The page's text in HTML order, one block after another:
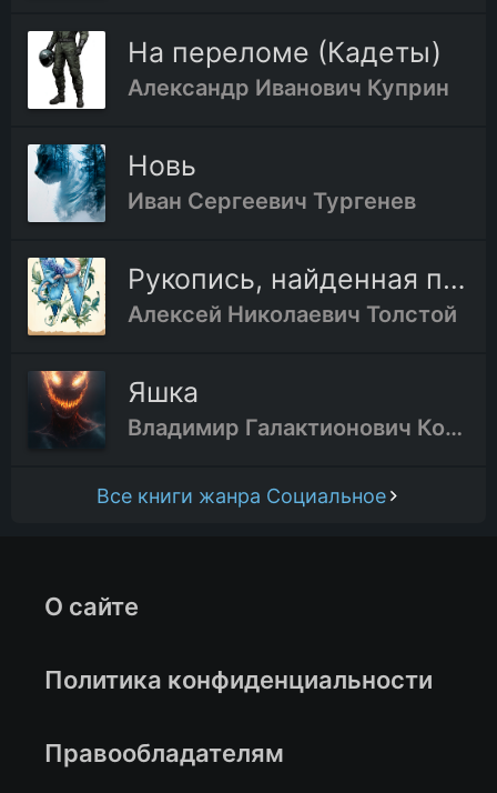
На переломе (Кадеты)
Александр Иванович Куприн
Новь
Иван Сергеевич Тургенев
Рукопись, найденная под кроватью
Алексей Николаевич Толстой
Яшка
Владимир Галактионович Короленко
Все книги жанра Социальное
О сайте
Политика конфиденциальности
Правообладателям